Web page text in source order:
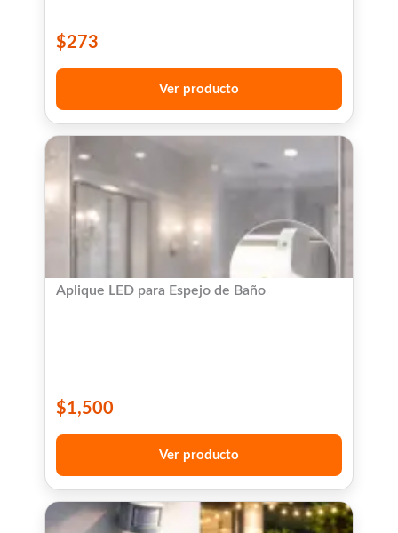
$273
Ver producto
Aplique LED para Espejo de Baño
$1,500
Ver producto